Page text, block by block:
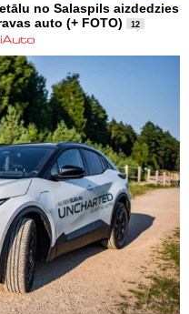
no Salaspils aizdedzies
auto (+ FOTO)
12